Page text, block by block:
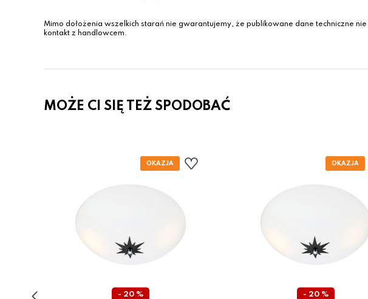
Mimo dołożenia wszelkich starań nie gwarantujemy, że publikowane dane techniczne
kontakt z handlowcem.
MOŻE CI SIĘ TEŻ SPODOBAĆ
- 20 % - 20 %